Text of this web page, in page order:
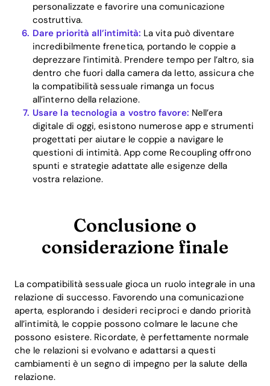
personalizzate e favorire una comunicazione
costruttiva.
Dare priorità all’intimità: La vita può diventare
incredibilmente frenetica, portando le coppie a
deprezzare l’intimità. Prendere tempo per l’altro, sia
dentro che fuori dalla camera da letto, assicura che
la compatibilità sessuale rimanga un focus
all’interno della relazione.
Usare la tecnologia a vostro favore: Nell’era
digitale di oggi, esistono numerose app e strumenti
progettati per aiutare le coppie a navigare le
questioni di intimità. App come Recoupling offrono
spunti e strategie adattate alle esigenze della
vostra relazione.
Conclusione o
considerazione finale
La compatibilità sessuale gioca un ruolo integrale in una
relazione di successo. Favorendo una comunicazione
aperta, esplorando i desideri reciproci e dando priorità
all’intimità, le coppie possono colmare le lacune che
possono esistere. Ricordate, è perfettamente normale
che le relazioni si evolvano e adattarsi a questi
cambiamenti è un segno di impegno per la salute della
relazione.